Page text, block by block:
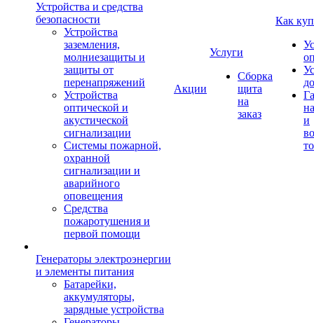
Устройства и средства
безопасности
Устройства
заземления,
молниезащиты и
защиты от
перенапряжений
Устройства
оптической и
акустической
сигнализации
Системы пожарной,
охранной
сигнализации и
аварийного
оповещения
Средства
пожаротушения и
первой помощи
Генераторы электроэнергии
и элементы питания
Батарейки,
аккумуляторы,
зарядные устройства
Акции
Услуги
Сборка
щита
на
заказ
Как
и